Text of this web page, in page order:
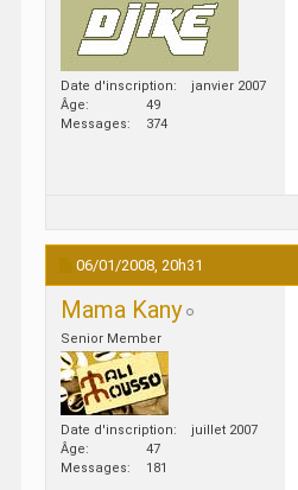
Date d'inscription
janvier 2007
Âge
49
Messages
374
06/01/2008, 20h31
Mama Kany
Senior Member
Date d'inscription
juillet 2007
Âge
47
Messages
181